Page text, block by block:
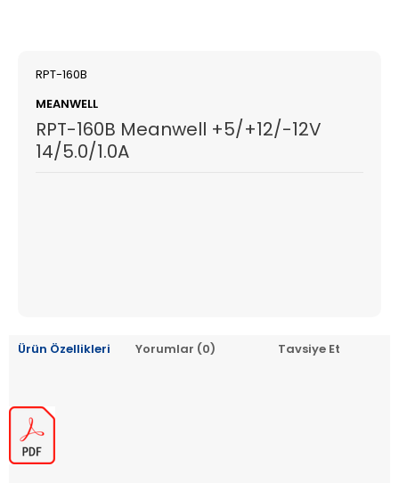
RPT-160B
MEANWELL
RPT-160B Meanwell +5/+12/-12V
14/5.0/1.0A
Ürün Özellikleri Yorumlar (0) Tavsiye Et